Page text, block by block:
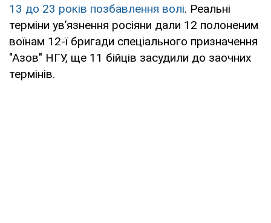
13 до 23 років позбавлення волі. Реальні
терміни ув’язнення росіяни дали 12 полоненим
воїнам 12-ї бригади спеціального призначення
"Азов" НГУ, ще 11 бійців засудили до заочних
термінів.